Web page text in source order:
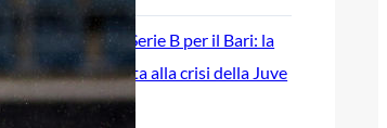
Ripescaggio in Serie B per il Bari: la
speranza è legata alla crisi della Juve